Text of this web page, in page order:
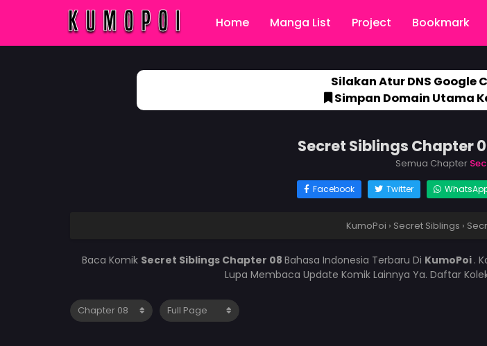
Home Manga List Project Bookmark
Silakan Atur DNS Google
Simpan Domain Utama
Secret Siblings Chapter
Semua Chapter
Facebook Twitter
KumoPoi › Secret Siblings ›
Baca Komik Secret Siblings Chapter 08 Bahasa Indonesia Terbaru Di KumoPoi .
Lupa Membaca Update Komik Lainnya Ya. Daftar